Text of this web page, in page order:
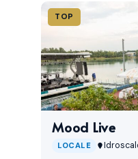
TOP
Mood Live
LOCALE